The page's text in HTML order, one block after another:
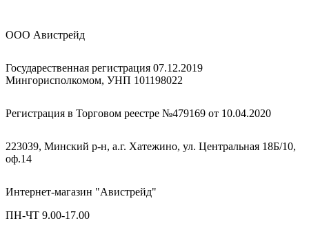
ООО Авистрейд
Государественная регистрация 07.12.2019
Мингорисполкомом, УНП 101198022
Регистрация в Торговом реестре №479169 от 10.04.2020
223039, Минский р-н, а.г. Хатежино, ул. Центральная 18Б/10,
оф.14
Интернет-магазин "Авистрейд"
ПН-ЧТ 9.00-17.00